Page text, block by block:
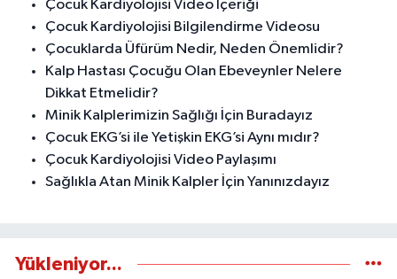
Çocuk Kardiyolojisi Video İçeriği
Çocuk Kardiyolojisi Bilgilendirme Videosu
Çocuklarda Üfürüm Nedir, Neden Önemlidir?
Kalp Hastası Çocuğu Olan Ebeveynler Nelere
Dikkat Etmelidir?
Minik Kalplerimizin Sağlığı İçin Buradayız
Çocuk EKG’si ile Yetişkin EKG’si Aynı mıdır?
Çocuk Kardiyolojisi Video Paylaşımı
Sağlıkla Atan Minik Kalpler İçin Yanınızdayız
Yükleniyor...